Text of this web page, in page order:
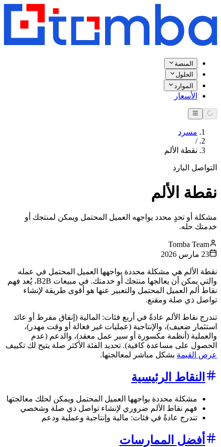
المنصة
الحلول
الموارد
الأسعار
مسرد
/
نقطة الألم
التواصل البارد
نقطة الألم
مشكلة أو تحدٍ محدد يواجهه العميل المحتمل ويمكن لمنتجك أو
خدمتك حله.
Tomba Team
23 مارس 2026
نقطة الألم هي مشكلة محددة يواجهها العميل المحتمل في عمله
والتي يمكن أن يعالجها منتجك أو خدمتك. في مبيعات B2B، يُعد فهم
نقاط ألم العميل المحتمل والتعبير عنها هو أقوى طريقة لإنشاء
تواصل ذي صلة ومقنع.
تندرج نقاط الألم عادةً في أربع فئات: المالية (إنفاق مفرط أو عائد
استثمار ضعيف)، والإنتاجية (عمليات غير فعالة أو وقت مهدر)،
والعملية (أنظمة مكسورة أو سير عمل معقد)، والدعم (عدم
الحصول على مساعدة كافية). تحديد الفئة الأكثر صلة يتيح لك تكييف
عرض القيمة بشكل مباشر لمعالجتها.
النقاط الرئيسية
مشكلة محددة يواجهها العميل المحتمل ويمكن لحلك معالجتها
فهم نقاط الألم ضروري لإنشاء تواصل ذي صلة وشخصي
تندرج عادةً في فئات: مالية وإنتاجية وعملية ودعم
أفضل الممارسات